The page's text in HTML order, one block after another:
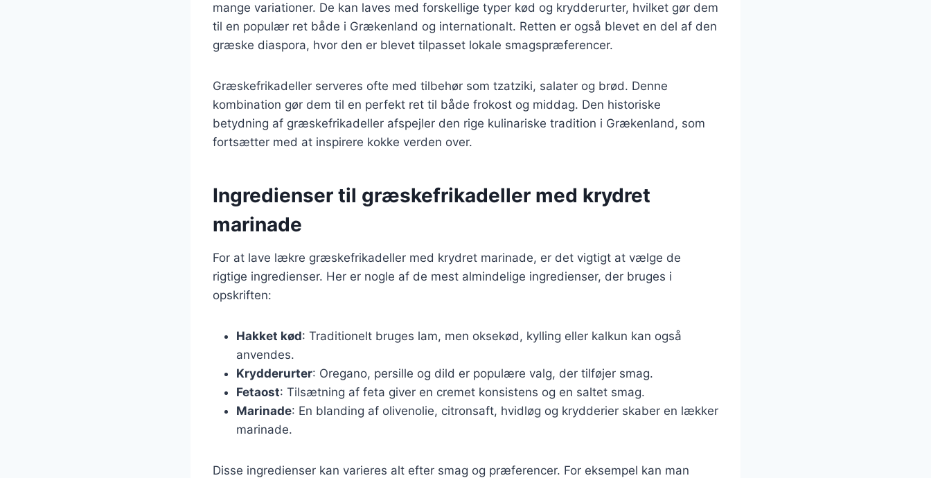
mange variationer. De kan laves med forskellige typer kød og krydderurter, hvilket gør dem
til en populær ret både i Grækenland og internationalt. Retten er også blevet en del af den
græske diaspora, hvor den er blevet tilpasset lokale smagspræferencer.
Græskefrikadeller serveres ofte med tilbehør som tzatziki, salater og brød. Denne
kombination gør dem til en perfekt ret til både frokost og middag. Den historiske
betydning af græskefrikadeller afspejler den rige kulinariske tradition i Grækenland, som
fortsætter med at inspirere kokke verden over.
Ingredienser til græskefrikadeller med krydret
marinade
For at lave lækre græskefrikadeller med krydret marinade, er det vigtigt at vælge de
rigtige ingredienser. Her er nogle af de mest almindelige ingredienser, der bruges i
opskriften:
Hakket kød: Traditionelt bruges lam, men oksekød, kylling eller kalkun kan også
anvendes.
Krydderurter: Oregano, persille og dild er populære valg, der tilføjer smag.
Fetaost: Tilsætning af feta giver en cremet konsistens og en saltet smag.
Marinade: En blanding af olivenolie, citronsaft, hvidløg og krydderier skaber en lækker
marinade.
Disse ingredienser kan varieres alt efter smag og præferencer. For eksempel kan man